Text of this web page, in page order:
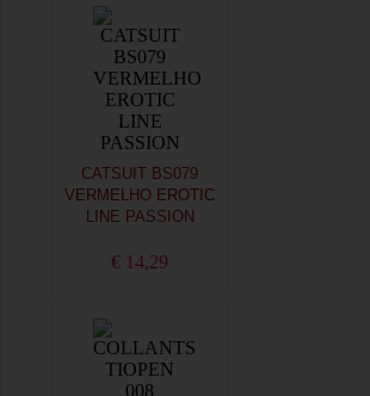
CATSUIT BS079
VERMELHO EROTIC
LINE PASSION
€ 14,29